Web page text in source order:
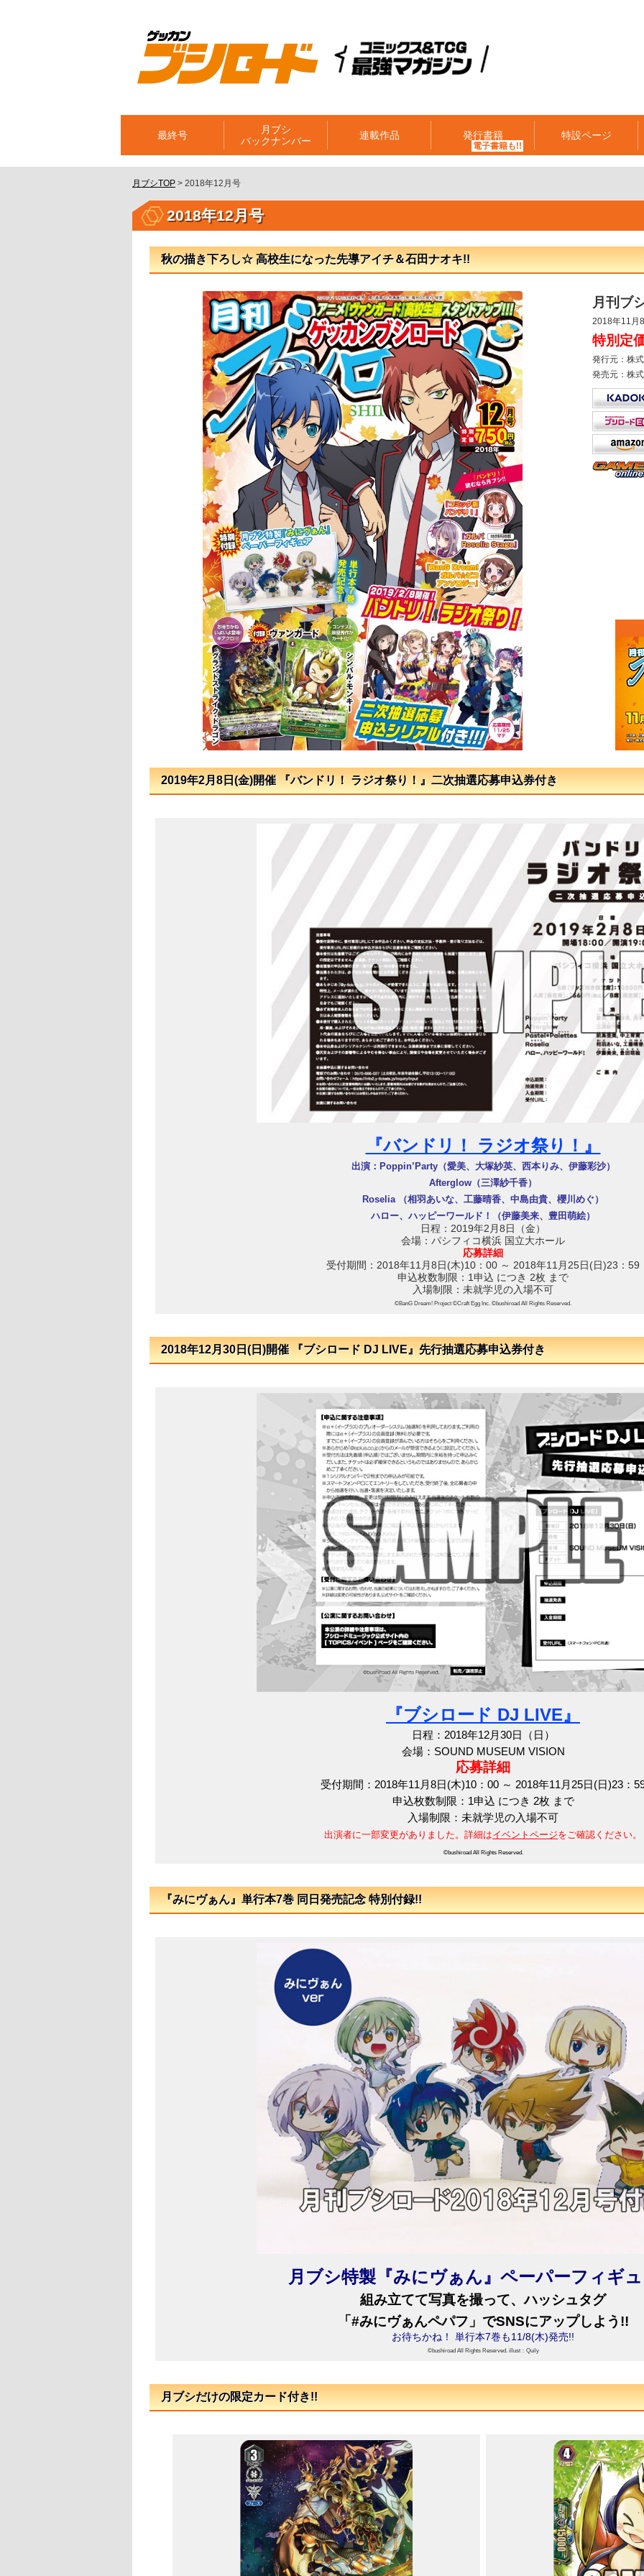
最終号
月ブシ
バックナンバー
連載作品 発行書籍 特設ページ
月ブシTOP > 2018年12月号
2018年12月号
秋の描き下ろし☆ 高校生になった先導アイチ＆石田ナオキ!!
月刊ブ
2018年11月
特別定
発行元：株
発売元：株
2019年2月8日(金)開催 『バンドリ！ ラジオ祭り！』二次抽選応募申込券付き
『バンドリ！ ラジオ祭り！』
出演：Poppin’Party（愛美、大塚紗英、西本りみ、伊藤彩沙）
Afterglow（三澤紗千香）
Roselia （相羽あいな、工藤晴香、中島由貴、櫻川めぐ）
ハロー、ハッピーワールド！（伊藤美来、豊田萌絵）
日程：2019年2月8日（金）
会場：パシフィコ横浜 国立大ホール
応募詳細
受付期間：2018年11月8日(木)10：00 ～ 2018年11月25日(日)23：59
申込枚数制限：1申込 につき 2枚 まで
入場制限：未就学児の入場不可
©BanG Dream! Project ©Craft Egg Inc. ©bushiroad All Rights Reserved.
2018年12月30日(日)開催 『ブシロード DJ LIVE』先行抽選応募申込券付き
『ブシロード DJ LIVE』
日程：2018年12月30日（日）
会場：SOUND MUSEUM VISION
応募詳細
受付期間：2018年11月8日(木)10：00 ～ 2018年11月25日(日)23：
申込枚数制限：1申込 につき 2枚 まで
入場制限：未就学児の入場不可
出演者に一部変更がありました。詳細はイベントページをご確認ください。
©bushiroad All Rights Reserved.
『みにヴぁん』単行本7巻 同日発売記念 特別付録!!
月ブシ特製『みにヴぁん』ペーパーフィギ
組み立てて写真を撮って、ハッシュタグ
「#みにヴぁんペパフ」でSNSにアップしよう!!
お待ちかね！ 単行本7巻も11/8(木)発売!!
©bushiroad All Rights Reserved. illust：Quily
月ブシだけの限定カード付き!!